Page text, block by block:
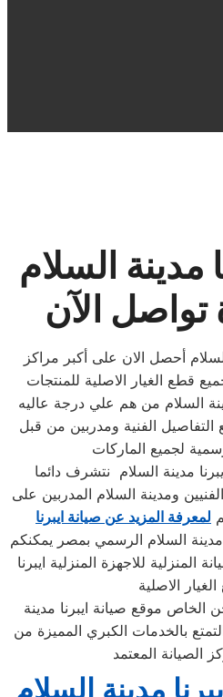
مدينة السلام
تواصل الآن
أحصل الان على أكبر مراكز
قطع الغيار الاصلية للمنتجات
التفاصيل الفنية ومدربين من قبل
لجميع الماركات
مدينة السلام نتشرف دائما
ومدينة السلام المدربين على
لمعرفة المزيد عن صيانة ايبرنا
مدينة السلام الرسمي بمصر يمكنكم
للاجهزة المنزلية ايبرنا
الاصلية
موقع صيانة ايبرنا مدينة
بالخدمات الكبري المميزة من
مدينة السلام